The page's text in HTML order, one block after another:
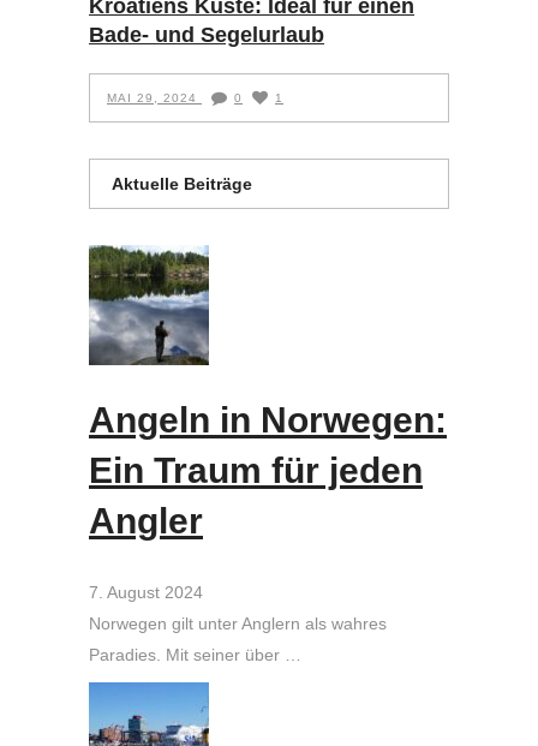
Kroatiens Küste: Ideal für einen
Bade- und Segelurlaub
MAI 29, 2024 0 1
Aktuelle Beiträge
Angeln in Norwegen:
Ein Traum für jeden
Angler
7. August 2024
Norwegen gilt unter Anglern als wahres
Paradies. Mit seiner über …